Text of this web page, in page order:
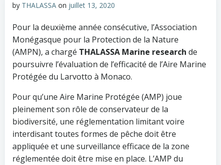
by THALASSA on juillet 13, 2020
Pour la deuxième année consécutive, l’Association
Monégasque pour la Protection de la Nature
(AMPN), a chargé THALASSA Marine research de
poursuivre l’évaluation de l’efficacité de l’Aire Marine
Protégée du Larvotto à Monaco.
Pour qu’une Aire Marine Protégée (AMP) joue
pleinement son rôle de conservateur de la
biodiversité, une réglementation limitant voire
interdisant toutes formes de pêche doit être
appliquée et une surveillance efficace de la zone
réglementée doit être mise en place. L’AMP du